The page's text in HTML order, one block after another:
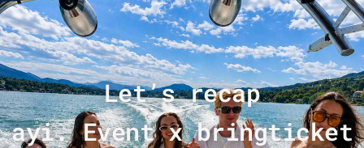
Let’s recap
ayi. Event x bringticket